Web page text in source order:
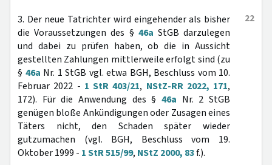
22
3. Der neue Tatrichter wird eingehender als bisher
die Voraussetzungen des § 46a StGB darzulegen
und dabei zu prüfen haben, ob die in Aussicht
gestellten Zahlungen mittlerweile erfolgt sind (zu
§ 46a Nr. 1 StGB vgl. etwa BGH, Beschluss vom 10.
Februar 2022 - 1 StR 403/21, NStZ-RR 2022, 171,
172). Für die Anwendung des § 46a Nr. 2 StGB
genügen bloße Ankündigungen oder Zusagen eines
Täters nicht, den Schaden später wieder
gutzumachen (vgl. BGH, Beschluss vom 19.
Oktober 1999 - 1 StR 515/99, NStZ 2000, 83f.).